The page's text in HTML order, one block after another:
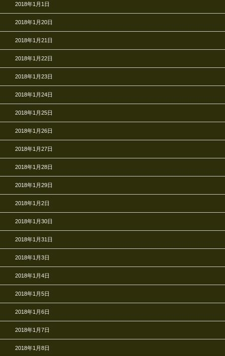
2018年1月1日
2018年1月20日
2018年1月21日
2018年1月22日
2018年1月23日
2018年1月24日
2018年1月25日
2018年1月26日
2018年1月27日
2018年1月28日
2018年1月29日
2018年1月2日
2018年1月30日
2018年1月31日
2018年1月3日
2018年1月4日
2018年1月5日
2018年1月6日
2018年1月7日
2018年1月8日